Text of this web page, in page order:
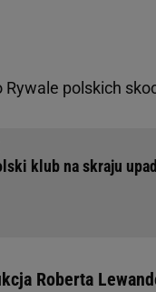
Rywale polskich
klub na skraju
Roberta